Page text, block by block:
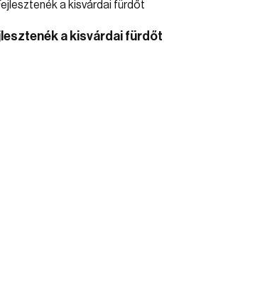
a kisvárdai fürdőt